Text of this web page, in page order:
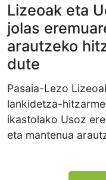
Lizeoak eta
jolas
arautzeko
dute
Pasaia-Lezo
lankidetza-
ikastolako Usoz
eta mantenua